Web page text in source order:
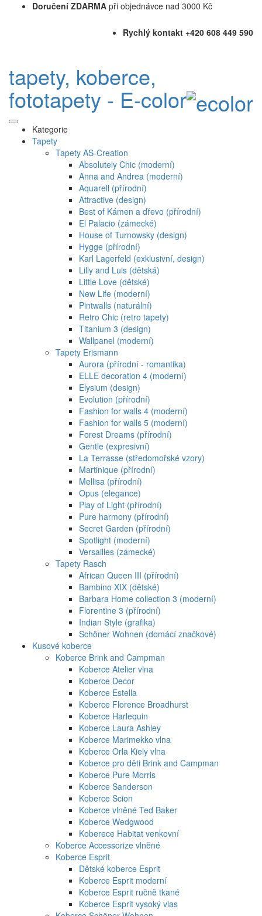
Doručení ZDARMA při objednávce nad 3000 Kč
Rychlý kontakt +420 608 449 590
tapety, koberce,
fototapety - E-color
Kategorie
Tapety
Tapety AS-Creation
Absolutely Chic (moderní)
Anna and Andrea (moderní)
Aquarell (přírodní)
Attractive (design)
Best of Kámen a dřevo (přírodní)
El Palacio (zámecké)
House of Turnowsky (design)
Hygge (přírodní)
Karl Lagerfeld (exklusivní, design)
Lilly and Luis (dětská)
Little Love (dětské)
New Life (moderní)
Pintwalls (naturální)
Retro Chic (retro tapety)
Titanium 3 (design)
Wallpanel (moderní)
Tapety Erismann
Aurora (přírodní - romantika)
ELLE decoration 4 (moderní)
Elysium (design)
Evolution (přírodní)
Fashion for walls 4 (moderní)
Fashion for walls 5 (moderní)
Forest Dreams (přírodní)
Gentle (expresivní)
La Terrasse (středomořské vzory)
Martinique (přírodní)
Mellisa (přírodní)
Opus (elegance)
Play of Light (přírodní)
Pure harmony (přírodní)
Secret Garden (přírodní)
Spotlight (moderní)
Versailles (zámecké)
Tapety Rasch
African Queen III (přírodní)
Bambino XIX (dětské)
Barbara Home collection 3 (moderní)
Florentine 3 (přírodní)
Indian Style (grafika)
Schöner Wohnen (domácí značkové)
Kusové koberce
Koberce Brink and Campman
Koberce Atelier vlna
Koberce Decor
Koberce Estella
Koberce Florence Broadhurst
Koberce Harlequin
Koberce Laura Ashley
Koberce Marimekko vlna
Koberce Orla Kiely vlna
Koberce pro děti Brink and Campman
Koberce Pure Morris
Koberce Sanderson
Koberce Scion
Koberce vlněné Ted Baker
Koberce Wedgwood
Koberece Habitat venkovní
Koberce Accessorize vlněné
Koberce Esprit
Dětské koberce Esprit
Koberce Esprit moderní
Koberce Esprit ručně tkané
Koberce Esprit vysoký vlas